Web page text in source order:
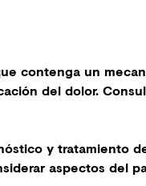
contenga un
del dolor.
y tratamiento
aspectos del